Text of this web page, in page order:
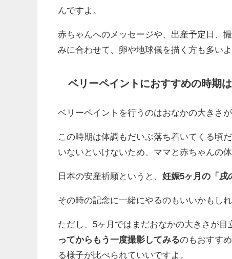
んですよ。
赤ちゃんへのメッセージや、出産予定日、
みに合わせて、卵や地球儀を描く方も多いよ
ベリーペイントにおすすめの時期は
ベリーペイントを行うのはおなかの大きさが
この時期は体調もだいぶ落ち着いてくる頃
いないといけないため、ママと赤ちゃんの
日本の安産祈願というと、 妊娠5ヶ月の「戌
その時の記念に一緒にやるのもいいかもしれ
ただし、5ヶ月ではまだおなかの大きさが目
ってからもう一度撮影してみるのもおすす
る様子が比べられていいですよ。